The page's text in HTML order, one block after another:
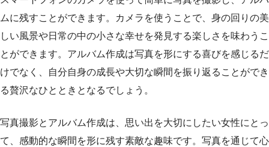
ムに残すことができます。カメラを使うことで、身の回りの美
しい風景や日常の中の小さな幸せを発見する楽しさを味わうこ
とができます。アルバム作成は写真を形にする喜びを感じるだ
けでなく、自分自身の成長や大切な瞬間を振り返ることができ
る贅沢なひとときとなるでしょう。
写真撮影とアルバム作成は、思い出を大切にしたい女性にとっ
て、感動的な瞬間を形に残す素敵な趣味です。写真を通じて心